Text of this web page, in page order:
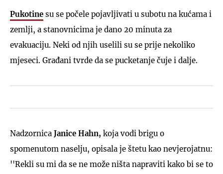
Pukotine su se počele pojavljivati u subotu na kućama i
zemlji, a stanovnicima je dano 20 minuta za
evakuaciju. Neki od njih uselili su se prije nekoliko
mjeseci. Građani tvrde da se pucketanje čuje i dalje.
Nadzornica Janice Hahn, koja vodi brigu o
spomenutom naselju, opisala je štetu kao nevjerojatnu:
''Rekli su mi da se ne može ništa napraviti kako bi se to